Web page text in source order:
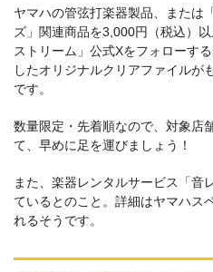
ヤマハの管弦打楽器製品、または
ズ」関連商品を3,000円（税込）
ストリーム」公式Xをフォローす
したオリジナルクリアファイルが
です。
数量限定・先着順なので、対象店
て、早めに足を運びましょう！
また、楽器レンタルサービス「音
ているとのこと。詳細はヤマハス
れるそうです。